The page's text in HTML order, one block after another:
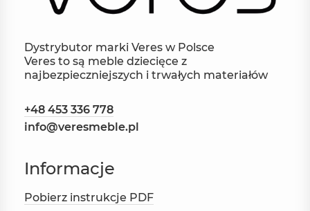
Dystrybutor marki Veres w Polsce
Veres to są meble dziecięce z
najbezpieczniejszych i trwałych materiałów
+48 453 336 778
info@veresmeble.pl
Informacje
Pobierz instrukcje PDF